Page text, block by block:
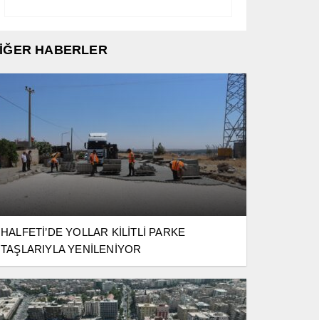
HABERLER
HALFETİ’DE YOLLAR KİLİTLİ PARKE
TAŞLARIYLA YENİLENİYOR